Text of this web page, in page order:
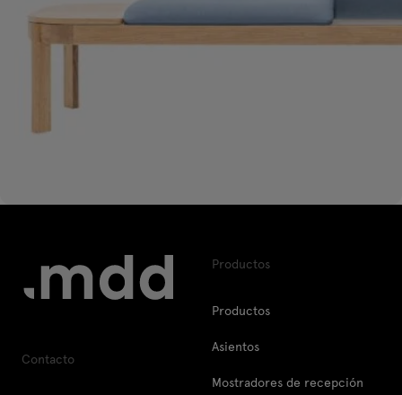
Contacto
Productos
Productos
Asientos
Mostradores de recepción